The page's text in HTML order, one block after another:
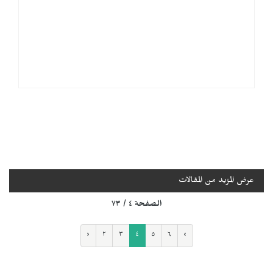
عرض المزيد من المقالات
الصفحة ٤ / ٧٣
‹ ٢ ٣ ٤ ٥ ٦ ›